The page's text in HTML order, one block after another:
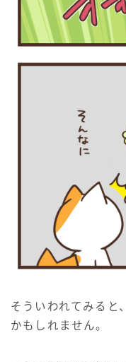
そういわれてみると
かもしれません。